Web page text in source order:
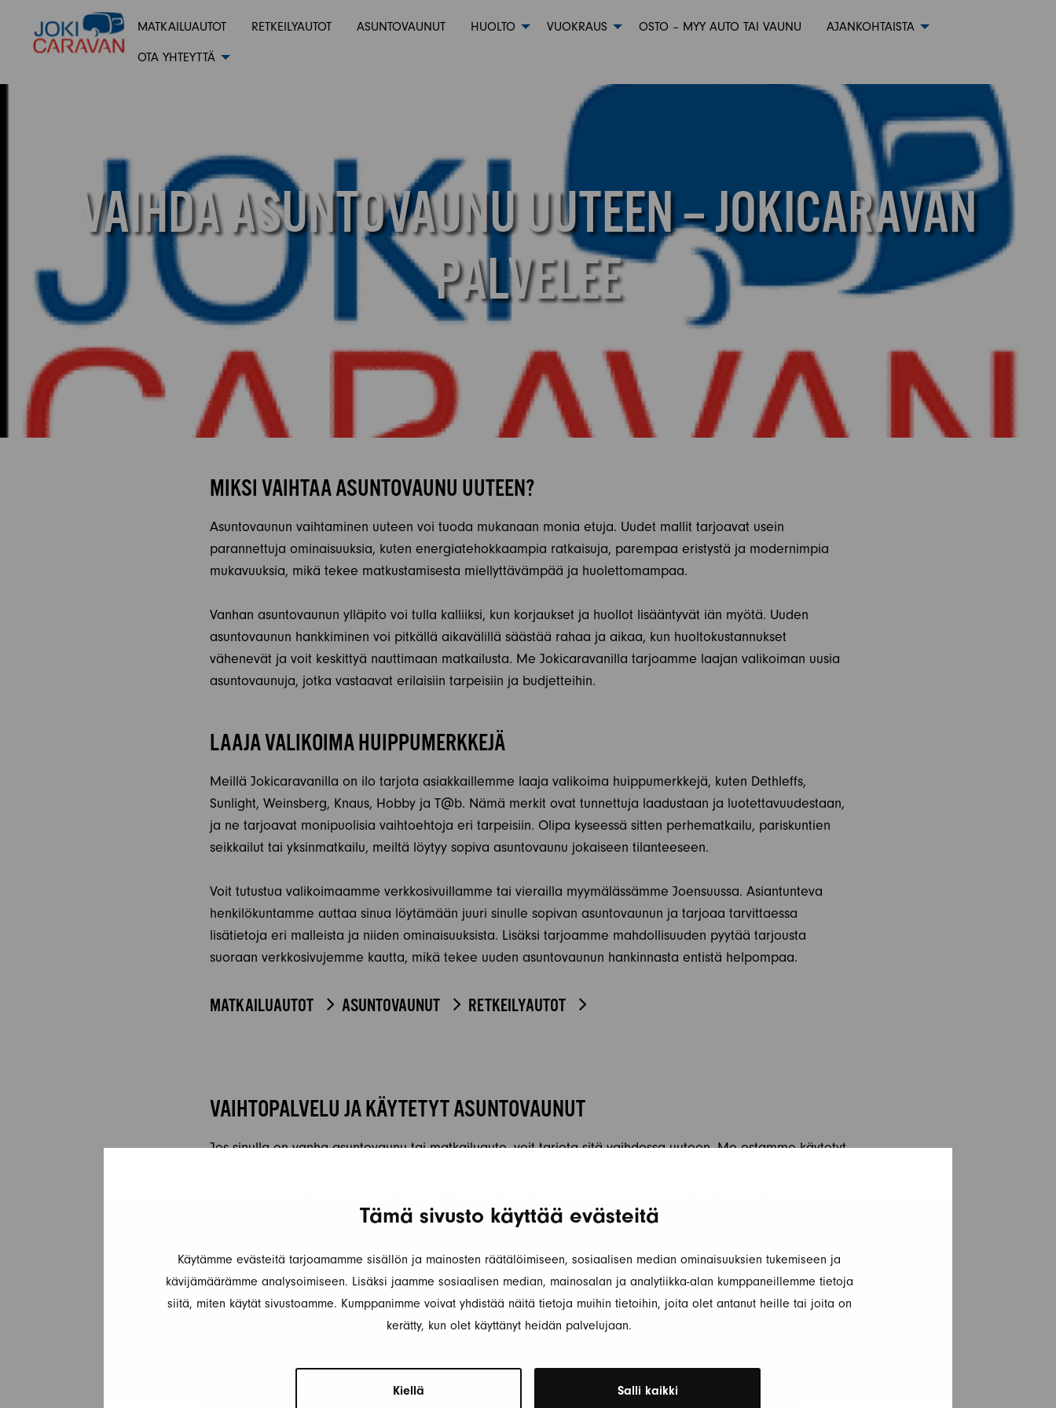
Tämä sivusto käyttää evästeitä
Käytämme evästeitä tarjoamamme sisällön ja mainosten räätälöimiseen, sosiaalisen median ominaisuuksien tukemiseen ja
kävijämäärämme analysoimiseen. Lisäksi jaamme sosiaalisen median, mainosalan ja analytiikka-alan kumppaneillemme tietoja
siitä, miten käytät sivustoamme. Kumppanimme voivat yhdistää näitä tietoja muihin tietoihin, joita olet antanut heille tai joita on
kerätty, kun olet käyttänyt heidän palvelujaan.
Kiellä Salli kaikki
MATKAILUAUTOT RETKEILYAUTOT ASUNTOVAUNUT HUOLTO VUOKRAUS OSTO – MYY AUTO TAI VAUNU AJANKOHTAISTA
OTA YHTEYTTÄ
VAIHDA ASUNTOVAUNU UUTEEN – JOKICARAVAN
PALVELEE
MIKSI VAIHTAA ASUNTOVAUNU UUTEEN?
Asuntovaunun vaihtaminen uuteen voi tuoda mukanaan monia etuja. Uudet mallit tarjoavat usein
parannettuja ominaisuuksia, kuten energiatehokkaampia ratkaisuja, parempaa eristystä ja modernimpia
mukavuuksia, mikä tekee matkustamisesta miellyttävämpää ja huolettomampaa.
Vanhan asuntovaunun ylläpito voi tulla kalliiksi, kun korjaukset ja huollot lisääntyvät iän myötä. Uuden
asuntovaunun hankkiminen voi pitkällä aikavälillä säästää rahaa ja aikaa, kun huoltokustannukset
vähenevät ja voit keskittyä nauttimaan matkailusta. Me Jokicaravanilla tarjoamme laajan valikoiman uusia
asuntovaunuja, jotka vastaavat erilaisiin tarpeisiin ja budjetteihin.
LAAJA VALIKOIMA HUIPPUMERKKEJÄ
Meillä Jokicaravanilla on ilo tarjota asiakkaillemme laaja valikoima huippumerkkejä, kuten Dethleffs,
Sunlight, Weinsberg, Knaus, Hobby ja T@b. Nämä merkit ovat tunnettuja laadustaan ja luotettavuudestaan,
ja ne tarjoavat monipuolisia vaihtoehtoja eri tarpeisiin. Olipa kyseessä sitten perhematkailu, pariskuntien
seikkailut tai yksinmatkailu, meiltä löytyy sopiva asuntovaunu jokaiseen tilanteeseen.
Voit tutustua valikoimaamme verkkosivuillamme tai vierailla myymälässämme Joensuussa. Asiantunteva
henkilökuntamme auttaa sinua löytämään juuri sinulle sopivan asuntovaunun ja tarjoaa tarvittaessa
lisätietoja eri malleista ja niiden ominaisuuksista. Lisäksi tarjoamme mahdollisuuden pyytää tarjousta
suoraan verkkosivujemme kautta, mikä tekee uuden asuntovaunun hankinnasta entistä helpompaa.
MATKAILUAUTOT ASUNTOVAUNUT RETKEILYAUTOT
VAIHTOPALVELU JA KÄYTETYT ASUNTOVAUNUT
Jos sinulla on vanha asuntovaunu tai matkailuauto, voit tarjota sitä vaihdossa uuteen. Me ostamme käytetyt
Käytetyt asuntovaunut käyvät läpi perusteellisen tarkastuksen ja huollon ennen myyntiä, jotta voimme
varmistaa niiden laadun ja luotettavuuden. Näin voit olla varma, että saat meiltä aina hyväkuntoisen ja
turvallisen ajoneuvon, olipa kyseessä sitten uusi tai käytetty asuntovaunu. Lisäksi tarjoamme kattavat
huoltopalvelut kaikkiin myymiimme merkkeihin, joten voit luottaa siihen, että asuntovaunusi pysyy hyvässä